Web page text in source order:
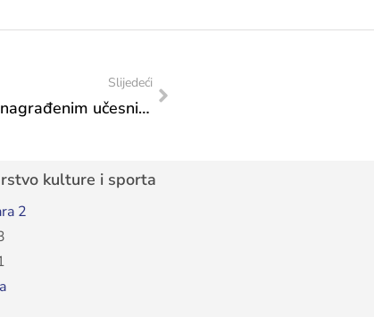
Slijedeći
Danas završna svečanost dodjele diploma nagrađenim učesnicima Konkursa “Mladi i naslijeđe 2025.”
kulture i sporta
2